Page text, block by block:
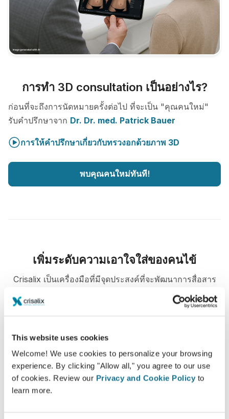
This website uses cookies
Welcome! We use cookies to personalize your browsing
experience. By clicking "Allow all," you agree to our use
of cookies. Review our Privacy and Cookie Policy to
learn more.
การทำ 3D consultation เป็นอย่างไร?
ก่อนที่จะถึงการนัดหมายครั้งต่อไป ที่จะเป็น "คุณคนใหม่"
รับคำปรึกษาจาก Dr. Dr. med. Patrick Bauer
การให้คำปรึกษาเกี่ยวกับทรวงอกด้วยภาพ 3D
พบคุณคนใหม่ทันที!
เพิ่มระดับความเอาใจใส่ของคนไข้
Crisalix เป็นเครื่องมือที่มีจุดประสงค์ที่จะพัฒนาการสื่อสาร
ระหว่าง คุณหมอและคนไข้. เป็น platform ที่ช่วยพัฒนา
แจ้งให้ทราบ
Crisalix ช่วยให้การศึกษาถึงผลของการผ่าตัดง่ายขึ้น